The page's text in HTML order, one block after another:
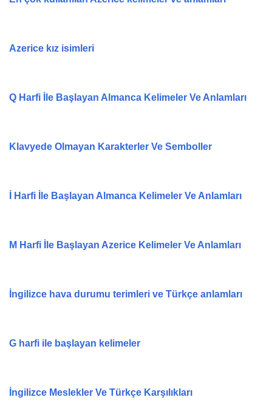
Azerice kız isimleri
Q Harfi İle Başlayan Almanca Kelimeler Ve Anlamları
Klavyede Olmayan Karakterler Ve Semboller
İ Harfi İle Başlayan Almanca Kelimeler Ve Anlamları
M Harfi İle Başlayan Azerice Kelimeler Ve Anlamları
İngilizce hava durumu terimleri ve Türkçe anlamları
G harfi ile başlayan kelimeler
İngilizce Meslekler Ve Türkçe Karşılıkları